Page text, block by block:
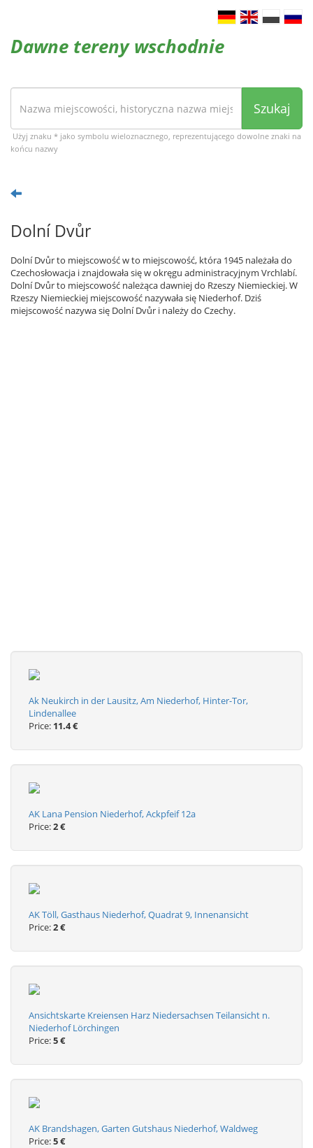
Dawne tereny wschodnie
Szukaj
Użyj znaku * jako symbolu wieloznacznego, reprezentującego dowolne znaki na
końcu nazwy
Dolní Dvůr
Dolní Dvůr to miejscowość w to miejscowość, która 1945 należała do
Czechosłowacja i znajdowała się w okręgu administracyjnym Vrchlabí.
Dolní Dvůr to miejscowość należąca dawniej do Rzeszy Niemieckiej. W
Rzeszy Niemieckiej miejscowość nazywała się Niederhof. Dziś
miejscowość nazywa się Dolní Dvůr i należy do Czechy.
Ak Neukirch in der Lausitz, Am Niederhof, Hinter-Tor,
Lindenallee
Price: 11.4 €
AK Lana Pension Niederhof, Ackpfeif 12a
Price:2 €
AK Töll, Gasthaus Niederhof, Quadrat 9, Innenansicht
Price:2 €
Ansichtskarte Kreiensen Harz Niedersachsen Teilansicht n.
Niederhof Lörchingen
Price:5 €
AK Brandshagen, Garten Gutshaus Niederhof, Waldweg
Price:5 €